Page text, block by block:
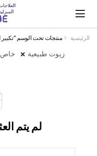
الرئيسية منتجات تحت الوسم “تكبير
خاص زيوت طبيعية
لم يتم